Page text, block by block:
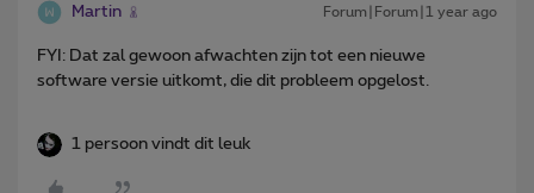
Martin Forum|Forum|1 year ago
FYI: Dat zal gewoon afwachten zijn tot een nieuwe
software versie uitkomt, die dit probleem opgelost.
1 persoon vindt dit leuk